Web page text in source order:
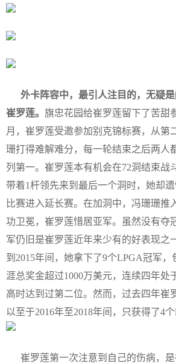
外卡阵容中，最引人注目的，无疑是
崔罗莲。 旗忠花园给崔罗莲留下了苦甜
月，崔罗莲受邀参加别克锦标赛，从第
珊打得难解难分，每一轮结束之后两人
列第一。崔罗莲本有机会在72洞结束战
带着1杆领先来到最后一个洞时，她却
比赛进入延长赛。在加洞中，冯珊珊推
功卫冕，崔罗莲惜居亚军。虽然没有夺
军仍旧是崔罗莲近年来少有的好表现之
到2015年间，她拿下了9个LPGA冠军
涯总奖金超过1000万美元，连续四年处
高时达到过第二位。然而，过去四年崔
以至于2016年至2018年间，只获得了4个
崔罗莲第一次注意到自己的伤病，是